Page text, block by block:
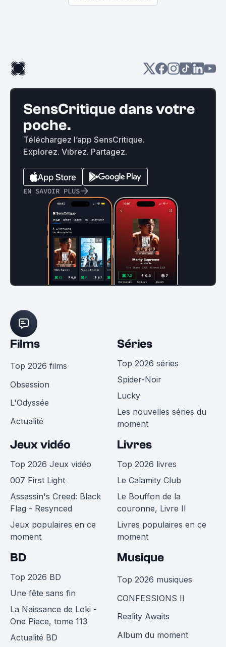
SensCritique dans votre
poche.
Téléchargez l’app SensCritique.
Explorez. Vibrez. Partagez.
EN SAVOIR PLUS
Films
Top 2026 films
Obsession
L'Odyssée
Actualité
Séries
Top 2026 séries
Spider-Noir
Lucky
Les nouvelles séries du
moment
Jeux vidéo
Top 2026 Jeux vidéo
007 First Light
Assassin's Creed: Black
Flag - Resynced
Jeux populaires en ce
moment
Livres
Top 2026 livres
Le Calamity Club
Le Bouffon de la
couronne, Livre II
Livres populaires en ce
moment
BD
Top 2026 BD
Une fête sans fin
La Naissance de Loki -
One Piece, tome 113
Actualité BD
Musique
Top 2026 musiques
CONFESSIONS II
Reality Awaits
Album du moment